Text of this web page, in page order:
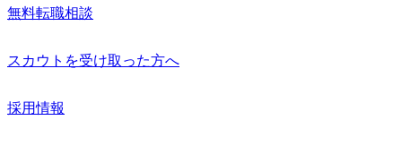
無料転職相談
スカウトを受け取った方へ
採用情報